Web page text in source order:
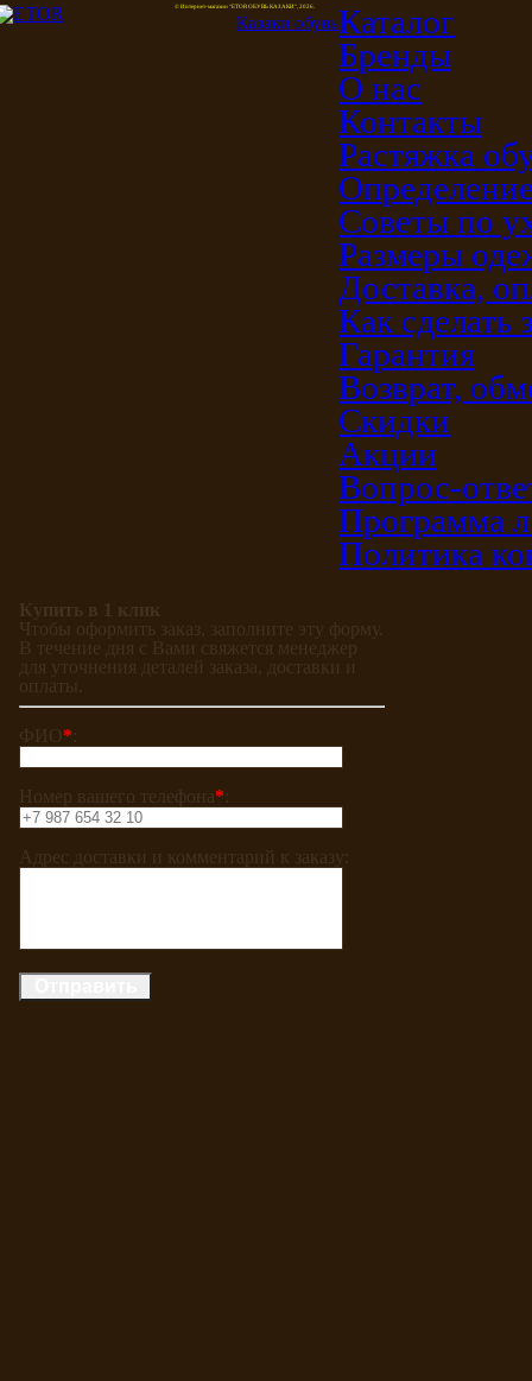
© Интернет-магазин "ETOR ОБУВЬ КАЗАКИ", 2026.
Казаки обувьКаталог
Бренды
О нас
Контакты
Растяжка
Советы по
Размеры
Доставка,
Как сделать
Гарантия
Возврат,
Скидки
Акции
Вопрос-
Программа
Политика
Купить в 1 клик
Чтобы оформить заказ, заполните эту форму.
В течение дня с Вами свяжется менеджер
для уточнения деталей заказа, доставки и
оплаты.
ФИО*
Номер вашего телефона*
Адрес доставки и комментарий к заказу: